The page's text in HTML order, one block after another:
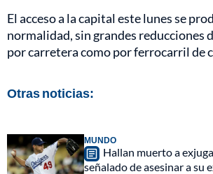
El acceso a la capital este lunes se
normalidad, sin grandes reducciones
por carretera como por ferrocarril de
Otras noticias:
MUNDO
Hallan muerto a
señalado de asesinar a su